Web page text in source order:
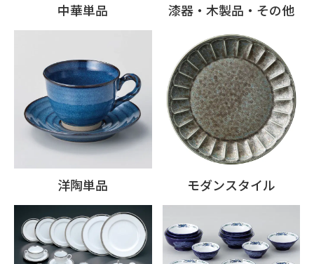
中華単品 漆器・木製品・その他
洋陶単品 モダンスタイル